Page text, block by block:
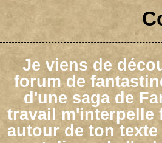
Je viens de
forum de
d'une saga de
travail m'interpelle
autour de ton